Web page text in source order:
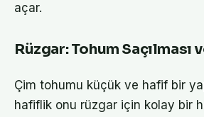
açar.
Rüzgar: Tohum Saçılması
Çim tohumu küçük ve hafif bir
hafiflik onu rüzgar için kolay bir